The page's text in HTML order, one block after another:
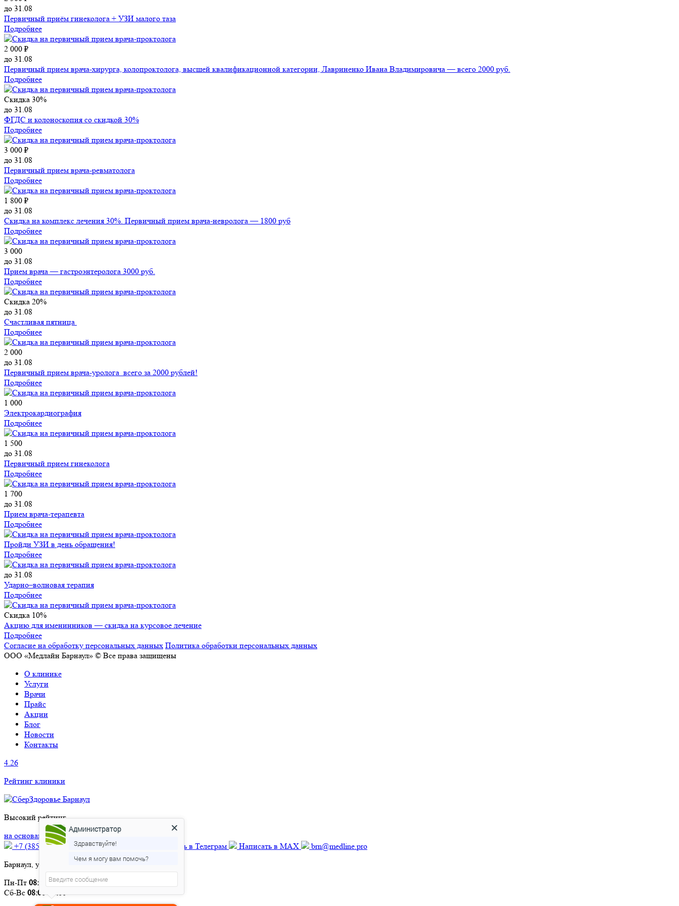
до 31.08
Первичный приём гинеколога + УЗИ малого таза
Подробнее
2 000 ₽
до 31.08
Первичный прием врача-хирурга, колопроктолога, высшей квалификационной категории, Лавриненко Ивана Владимировича — всего 2000 руб.
Подробнее
Скидка 30%
до 31.08
ФГДС и колоноскопия со скидкой 30%
Подробнее
3 000 ₽
до 31.08
Первичный прием врача-ревматолога
Подробнее
1 800 ₽
до 31.08
Скидка на комплекс лечения 30%. Первичный прием врача-невролога — 1800 руб
Подробнее
3 000
до 31.08
Прием врача — гастроэнтеролога 3000 руб.
Подробнее
Скидка 20%
до 31.08
Счастливая пятница
Подробнее
2 000
до 31.08
Первичный прием врача-уролога всего за 2000 рублей!
Подробнее
1 000
Электрокардиография
Подробнее
1 500
до 31.08
Первичный прием гинеколога
Подробнее
1 700
до 31.08
Прием врача-терапевта
Подробнее
Пройди УЗИ в день обращения!
Подробнее
до 31.08
Ударно–волновая терапия
Подробнее
Скидка 10%
Акцию для именинников — скидка на курсовое лечение
Подробнее
Согласие на обработку персональных данных Политика обработки персональных данных
ООО «Медлайн Барнаул» © Все права защищены
О клинике
Услуги
Врачи
Прайс
Акции
Блог
Новости
Контакты
4.26
Рейтинг клиники
Высокий рейтинг
на основании 43 отзывов
+7 (3852) 552‑778
+7 906 966 3569 Написать в Телеграм Написать в MAX
brn@medline.pro
Барнаул, ул. Партизанская, 92
Пн-Пт 08:00-20:00
Сб-Вс 08:00-17:00
Администратор
Здравствуйте!
Чем я могу вам помочь?